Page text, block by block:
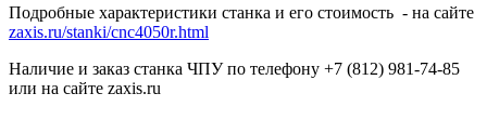
Подробные характеристики станка и его стоимость - на сайте
zaxis.ru/stanki/cnc4050r.html
Наличие и заказ станка ЧПУ по телефону +7 (812) 981-74-85
или на сайте zaxis.ru